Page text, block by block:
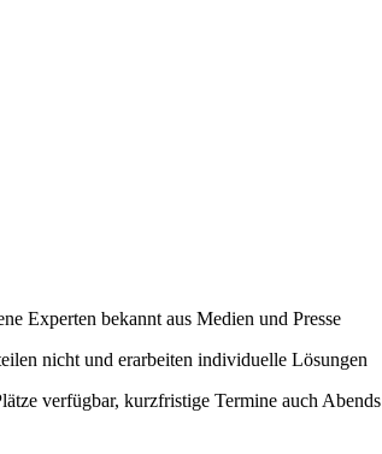
Experten bekannt aus Medien und Presse
nicht und erarbeiten individuelle Lösungen
verfügbar, kurzfristige Termine auch Abends